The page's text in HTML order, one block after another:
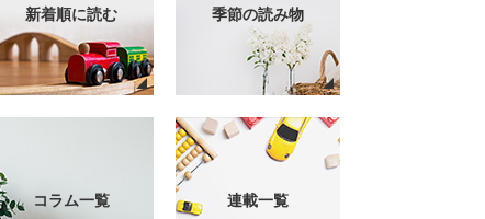
新着順に読む 季節の読み物
コラム一覧 連載一覧